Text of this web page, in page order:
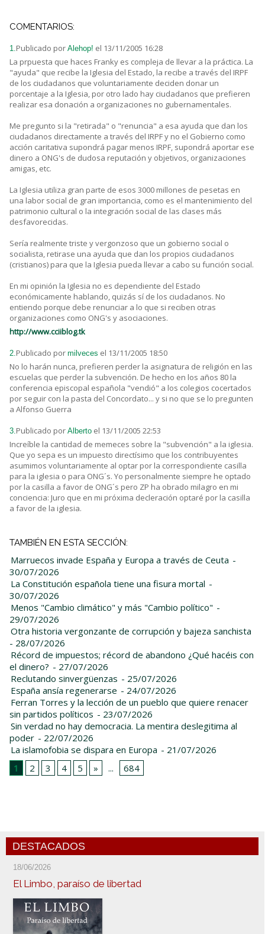
COMENTARIOS:
1.Publicado por Alehop! el 13/11/2005 16:28
La prpuesta que haces Franky es compleja de llevar a la práctica. La
"ayuda" que recibe la Iglesia del Estado, la recibe a través del IRPF
de los ciudadanos que voluntariamente deciden donar un
porcentaje a la Iglesia, por otro lado hay ciudadanos que prefieren
realizar esa donación a organizaciones no gubernamentales.
Me pregunto si la "retirada" o "renuncia" a esa ayuda que dan los
ciudadanos directamente a través del IRPF y no el Gobierno como
acción caritativa supondrá pagar menos IRPF, supondrá aportar ese
dinero a ONG's de dudosa reputación y objetivos, organizaciones
amigas, etc.
La Iglesia utiliza gran parte de esos 3000 millones de pesetas en
una labor social de gran importancia, como es el mantenimiento del
patrimonio cultural o la integración social de las clases más
desfavorecidas.
Sería realmente triste y vergonzoso que un gobierno social o
socialista, retirase una ayuda que dan los propios ciudadanos
(cristianos) para que la Iglesia pueda llevar a cabo su función social.
En mi opinión la Iglesia no es dependiente del Estado
económicamente hablando, quizás sí de los ciudadanos. No
entiendo porque debe renunciar a lo que si reciben otras
organizaciones como ONG's y asociaciones.
http://www.cciiblog.tk
2.Publicado por milveces el 13/11/2005 18:50
No lo harán nunca, prefieren perder la asignatura de religión en las
escuelas que perder la subvención. De hecho en los años 80 la
conferencia episcopal española "vendió" a los colegios cocertados
por seguir con la pasta del Concordato... y si no que se lo pregunten
a Alfonso Guerra
3.Publicado por Alberto el 13/11/2005 22:53
Increíble la cantidad de memeces sobre la "subvención" a la iglesia.
Que yo sepa es un impuesto directísimo que los contribuyentes
asumimos voluntariamente al optar por la correspondiente casilla
para la iglesia o para ONG´s. Yo personalmente siempre he optado
por la casilla a favor de ONG´s pero ZP ha obrado milagro en mi
conciencia: Juro que en mi próxima decleración optaré por la casilla
a favor de la iglesia.
TAMBIÉN EN ESTA SECCIÓN:
Marruecos invade España y Europa a través de Ceuta -
30/07/2026
La Constitución española tiene una fisura mortal -
30/07/2026
Menos "Cambio climático" y más "Cambio político" -
29/07/2026
Otra historia vergonzante de corrupción y bajeza sanchista
- 28/07/2026
Récord de impuestos; récord de abandono ¿Qué hacéis con
el dinero? - 27/07/2026
Reclutando sinvergüenzas - 25/07/2026
España ansía regenerarse - 24/07/2026
Ferran Torres y la lección de un pueblo que quiere renacer
sin partidos políticos - 23/07/2026
Sin verdad no hay democracia. La mentira deslegitima al
poder - 22/07/2026
La islamofobia se dispara en Europa - 21/07/2026
1
2 3 4 5 » ... 684
DESTACADOS
18/06/2026
El Limbo, paraíso de libertad